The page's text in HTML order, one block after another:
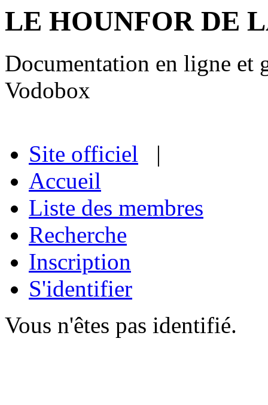
LE HOUNFOR DE
Documentation en ligne et
Vodobox
Site officiel |
Accueil
Liste des membres
Recherche
Inscription
S'identifier
Vous n'êtes pas identifié.